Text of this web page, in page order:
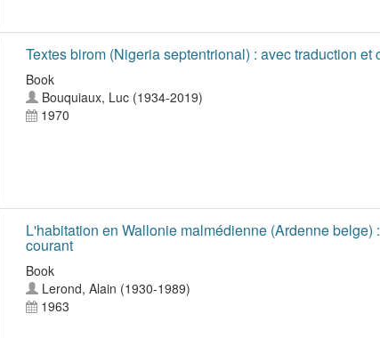
Textes birom (Nigeria septentrional) : avec traduction et
Book
Bouquiaux, Luc (1934-2019)
1970
L'habitation en Wallonie malmédienne (Ardenne
courant
Book
Lerond, Alain (1930-1989)
1963